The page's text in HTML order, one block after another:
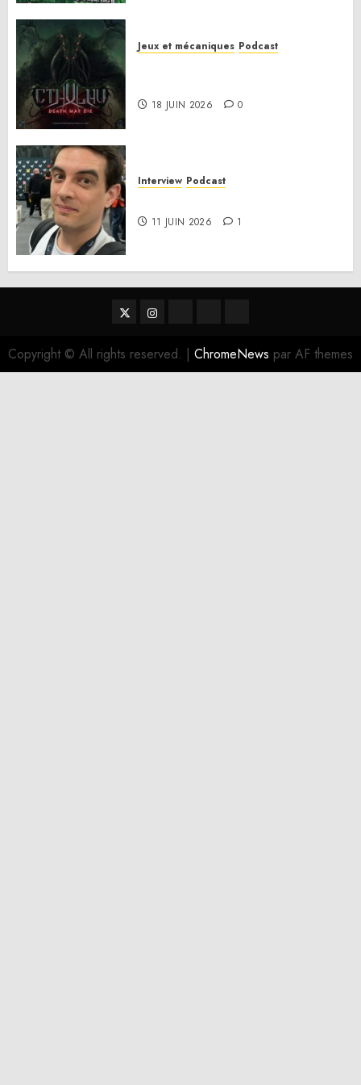
Jeux et mécaniques Podcast
18 JUIN 2026 0
Interview Podcast
11 JUIN 2026 1
TwitterInstagram
Copyright © All rights reserved. | ChromeNews par AF themes